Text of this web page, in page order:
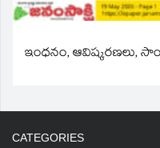
ఇంధనం, ఆవిష్కరణలు,
CATEGORIES